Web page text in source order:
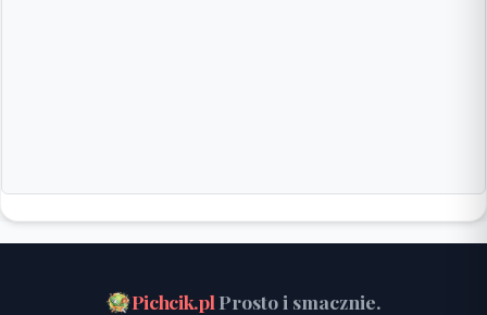
Pichcik.pl Prosto i smacznie.